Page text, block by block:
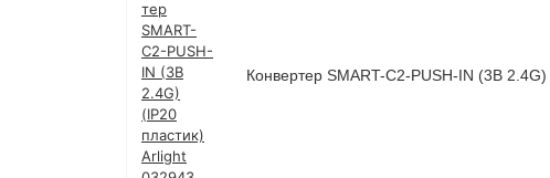
Конвертер SMART-C2-PUSH-IN (3В